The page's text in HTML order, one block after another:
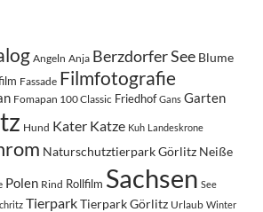
Angeln Anja Berzdorfer See Blume
Fassade Filmfotografie
Fomapan 100 Classic Friedhof Gans Garten
Hund Kater Katze Kuh Landeskrone
Naturschutztierpark Görlitz Neiße
Polen Rind Rollfilm Sachsen See
TierparkTierpark Görlitz Urlaub Winter